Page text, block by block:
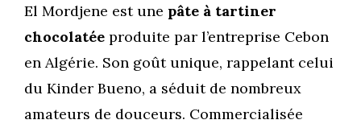
El Mordjene est une pâte à tartiner
chocolatée produite par l’entreprise Cebon
en Algérie. Son goût unique, rappelant celui
du Kinder Bueno, a séduit de nombreux
amateurs de douceurs. Commercialisée